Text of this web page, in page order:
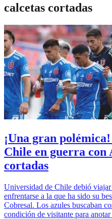
calcetas cortadas
¡Una gran
Chile en guerra con
cortadas
Universidad de Chile debió viajar
enfrentarse a la que ha sido su
Cobresal. Los azules buscaban
condición de visitante para anotar